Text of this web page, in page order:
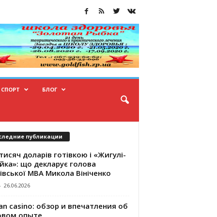
СПОРТ БЛОГ
публикации
доларів готівкою і «Жигулі-
що декларує голова
МВА Микола Вініченко
26.06.2026
casino: обзор и впечатления об
опыте